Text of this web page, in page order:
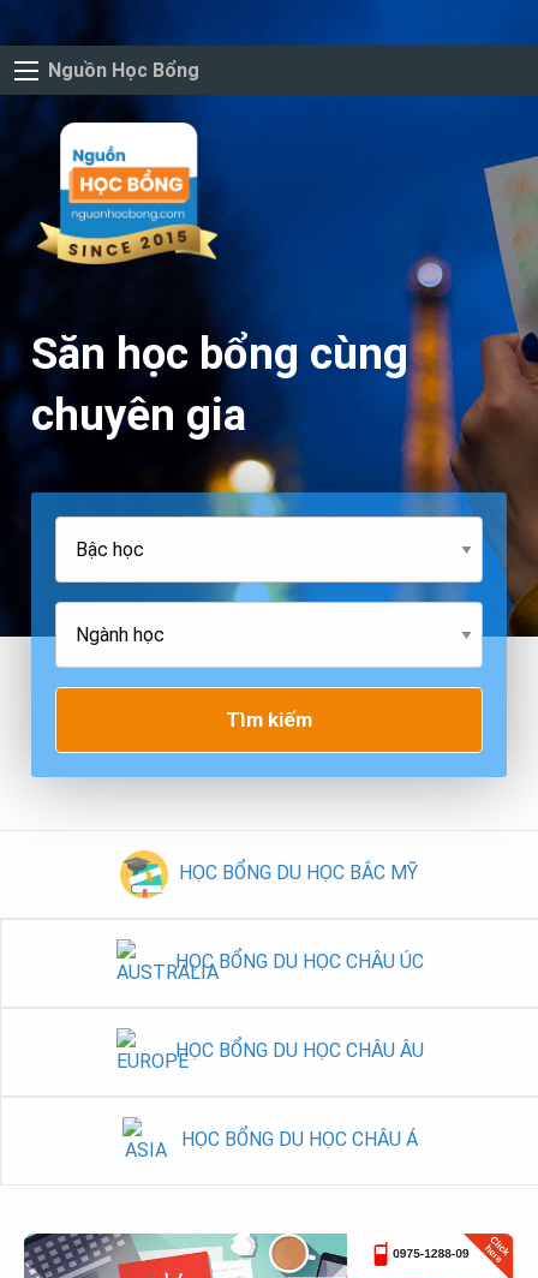
Nguồn Học Bổng
Săn học bổng cùng
chuyên gia
Tìm kiếm
HỌC BỔNG DU HỌC BẮC MỸ
HỌC BỔNG DU HỌC CHÂU ÚC
HỌC BỔNG DU HỌC CHÂU ÂU
HỌC BỔNG DU HỌC CHÂU Á